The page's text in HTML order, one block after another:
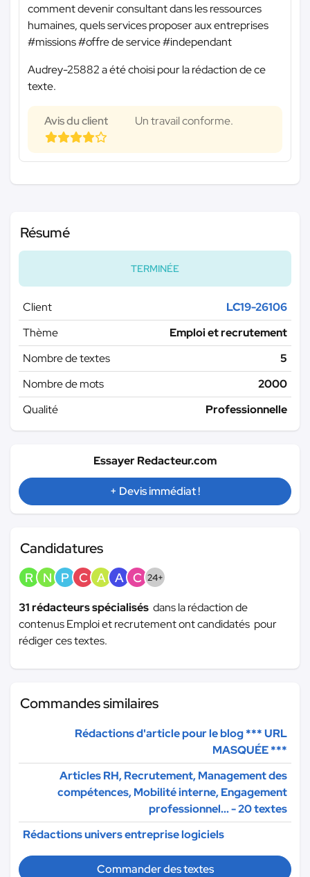
comment devenir consultant dans les ressources
humaines, quels services proposer aux entreprises
#missions #offre de service #independant
Audrey-25882 a été choisi pour la rédaction de ce
texte.
Avis du client Un travail conforme.
Résumé
TERMINÉE
Client
LC19-26106
Thème
Emploi et recrutement
Nombre de textes
5
Nombre de mots
2000
Qualité
Professionnelle
Essayer Redacteur.com
+ Devis immédiat !
Candidatures
R N P C A A C 24+
31 rédacteurs spécialisés dans la rédaction de
contenus Emploi et recrutement ont candidatés pour
rédiger ces textes.
Commandes similaires
Rédactions d'article pour le blog*** URL
MASQUÉE ***
Articles RH, Recrutement, Management des
compétences, Mobilité interne, Engagement
professionnel... - 20 textes
Rédactions univers entreprise logiciels
Commander des textes